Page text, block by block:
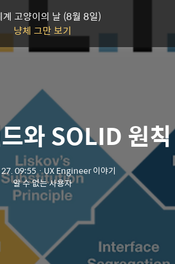
계 고양이의 날 (8월 8일)
냥체 그만 보기
와 SOLID 원칙
09:55ㆍUX Engineer 이야기
알 수 없는 사용자